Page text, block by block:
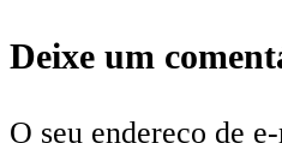
Deixe um
O seu endereço de